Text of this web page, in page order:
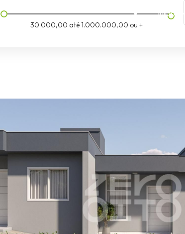
Início
30.000,00 até1.000.000,00 ou +